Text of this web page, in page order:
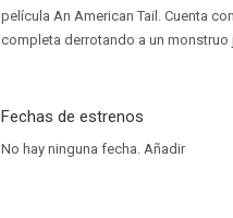
película An American Tail. Cuenta
completa derrotando a un monstruo
Fechas de estrenos
No hay ninguna fecha. Añadir